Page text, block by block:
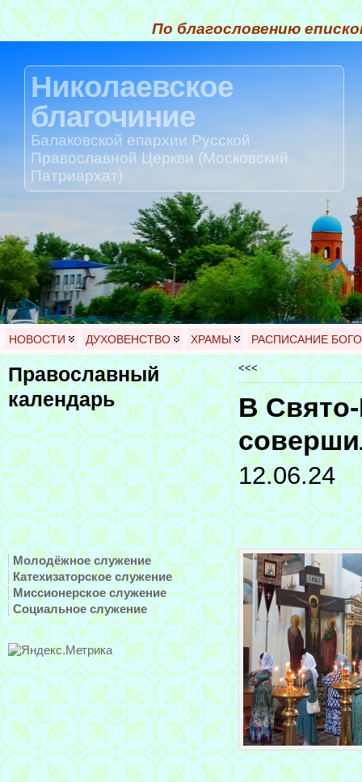
По благословению
Николаевское
благочиние
Балаковской епархии Русской
Православной Церкви (Московский
Патриархат)
НОВОСТИ ДУХОВЕНСТВО ХРАМЫ РАСПИСАНИЕ
Православный
календарь
Молодёжное служение
Катехизаторское служение
Миссионерское служение
Социальное служение
<<<
В Свято-
12.06.24